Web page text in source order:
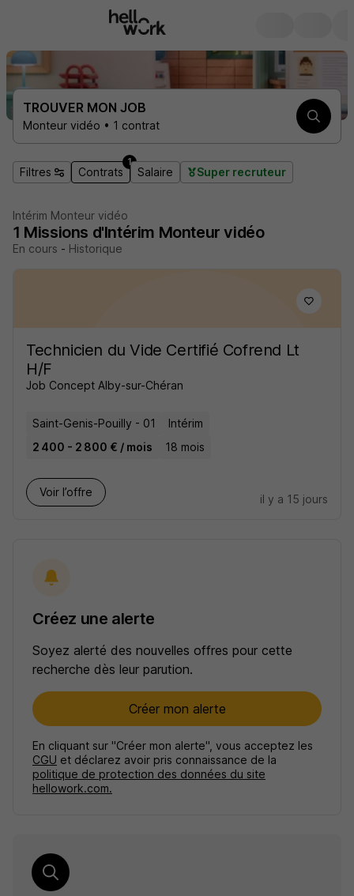
TROUVER MON JOB
Monteur vidéo • 1 contrat
Filtres Contrats
1
Salaire Super recruteur
Intérim Monteur vidéo
1 Missions d'Intérim Monteur vidéo
En cours - Historique
Technicien du Vide Certifié Cofrend Lt
H/F
Job Concept Alby-sur-Chéran
Saint-Genis-Pouilly - 01
Intérim
2 400 - 2 800 € / mois
18 mois
Voir l’offre
il y a 15 jours
Créez une alerte
Soyez alerté des nouvelles offres pour cette
recherche dès leur parution.
Créer mon alerte
En cliquant sur "Créer mon alerte", vous acceptez les
CGU et déclarez avoir pris connaissance de la
politique de protection des données du site
hellowork.com.